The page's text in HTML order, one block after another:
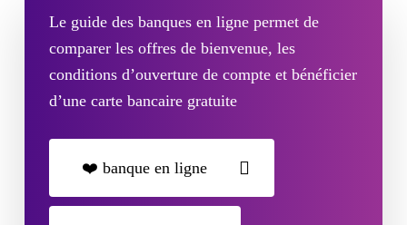
Le guide des banques en ligne permet de
comparer les offres de bienvenue, les
conditions d’ouverture de compte et bénéficier
d’une carte bancaire gratuite
❤️ banque en ligne